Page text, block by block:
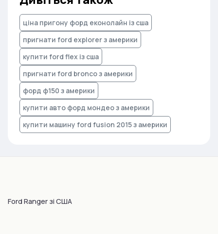
ціна пригону форд еконолайн із сша
пригнати ford explorer з америки
купити ford flex із сша
пригнати ford bronco з америки
форд ф150 з америки
купити авто форд мондео з америки
купити машину ford fusion 2015 з америки
Ford Ranger зі США